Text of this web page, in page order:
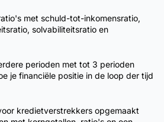
met schuld-tot-inkomensratio,
solvabiliteitsratio en
perioden met tot 3 perioden
je financiële positie in de loop der tijd
kredietverstrekkers opgemaakt